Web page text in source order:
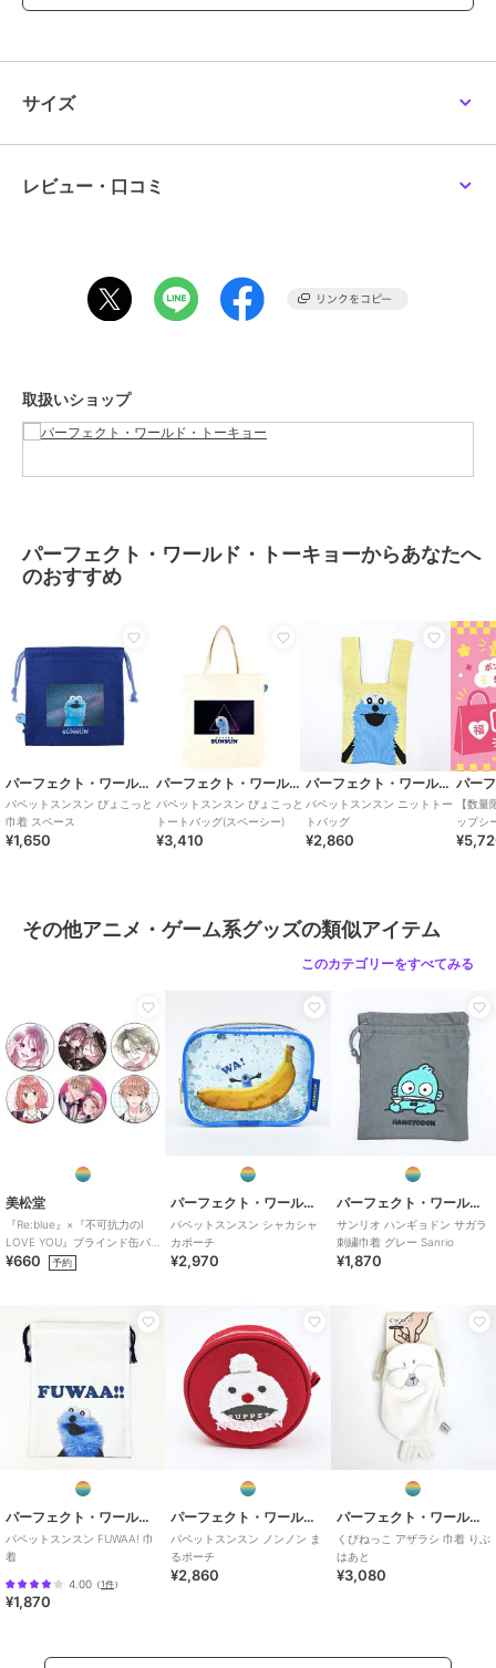
ショップ
合成皮革、PVC
サイズ
レビュー・口コミ
取扱いショップ
パーフェクト・ワールド・トーキョーからあなたへ
のおすすめ
パーフェクト・ワールド・トーキョー
パペットスンスン ぴょこっと
巾着 スペース
¥1,650
パーフェクト・ワールド・トーキョー
パペットスンスン ぴょこっと
トートバッグ(スペーシー)
¥3,410
パーフェクト・ワールド・トーキョー
パペットスンスン ニットトー
トバッグ
¥2,860
【数
ップシ
プシー
その他アニメ・ゲーム系グッズの類似アイテム
このカテゴリーをすべてみる
美松堂
『Re:blue』×『不可抗力のI
LOVE YOU』ブラインド缶バ
ッジ（全6種）
¥660 予約
パーフェクト・ワールド・トーキョー
パペットスンスン シャカシャ
カポーチ
¥2,970
パーフェクト・ワールド・トーキョー
サンリオ ハンギョドン サガラ
刺繍巾着 グレー Sanrio
¥1,870
パーフェクト・ワールド・トーキョー
パペットスンスン FUWAA! 巾
着
4.00 （1件）
¥1,870
パーフェクト・ワールド・トーキョー
パペットスンスン ノンノン ま
るポーチ
¥2,860
パーフェクト・ワールド・トーキョー
くびねっこ アザラシ 巾着 りぶ
はあと
¥3,080